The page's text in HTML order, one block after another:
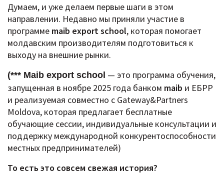
Думаем, и уже делаем первые шаги в этом
направлении. Недавно мы приняли участие в
программе maib export school, которая помогает
молдавским производителям подготовиться к
выходу на внешние рынки.
(*** Maib export school — это программа обучения,
запущенная в ноябре 2025 года банком maib и ЕБРР
и реализуемая совместно с Gateway&Partners
Moldova, которая предлагает бесплатные
обучающие сессии, индивидуальные консультации и
поддержку международной конкурентоспособности
местных предпринимателей)
То есть это совсем свежая история?